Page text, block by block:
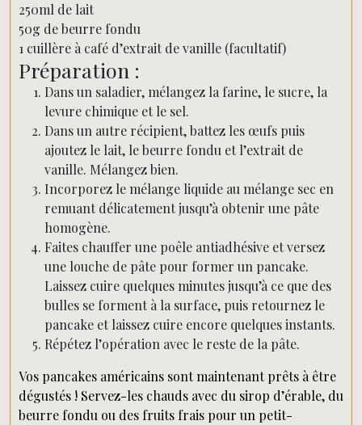
250ml de lait
50g de beurre fondu
1 cuillère à café d’extrait de vanille (facultatif)
Préparation :
Dans un saladier, mélangez la farine, le sucre, la
levure chimique et le sel.
Dans un autre récipient, battez les œufs puis
ajoutez le lait, le beurre fondu et l’extrait de
vanille. Mélangez bien.
Incorporez le mélange liquide au mélange sec en
remuant délicatement jusqu’à obtenir une pâte
homogène.
Faites chauffer une poêle antiadhésive et versez
une louche de pâte pour former un pancake.
Laissez cuire quelques minutes jusqu’à ce que des
bulles se forment à la surface, puis retournez le
pancake et laissez cuire encore quelques instants.
Répétez l’opération avec le reste de la pâte.
Vos pancakes américains sont maintenant prêts à être
dégustés ! Servez-les chauds avec du sirop d’érable, du
beurre fondu ou des fruits frais pour un petit-